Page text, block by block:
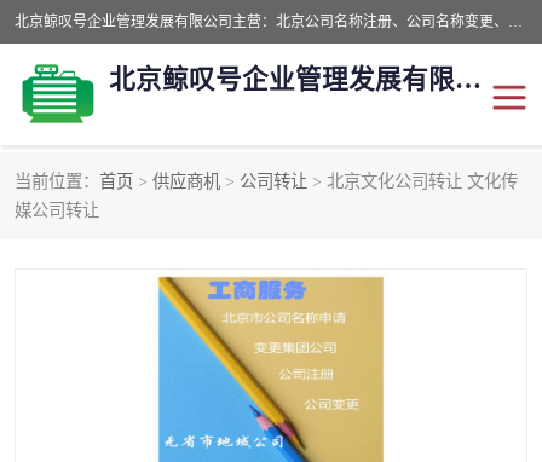
北京鲸叹号企业管理发展有限公司主营：北京公司名称注册、公司名称变更、公司名称去掉省市地域、国字头公司注册、中字头公司注册、总局核名注册等业务，全国统一热线电话：*。北京鲸叹号企业管理发展有限公司在职员工51人，我们有zui好的产品和技术团队，我们为客户提供较好的产品，良好的技术支持，健全的售后服务。
北京鲸叹号企业管理发展有限公司
当前位置： 首页 > 供应商机 > 公司转让 > 北京文化公司转让 文化传
媒公司转让
公司注销
公司转让